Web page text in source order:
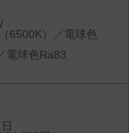
6500K）／電球色
電球色Ra83